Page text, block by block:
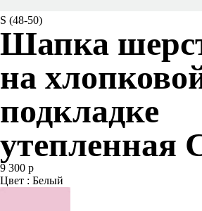
S (48-50)
Шапка
на
подкладке
утепленная
9 300 р
Цвет : Белый